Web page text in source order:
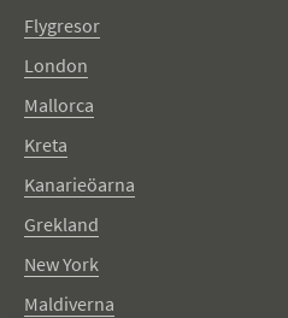
Flygresor
London
Mallorca
Kreta
Kanarieöarna
Grekland
New York
Maldiverna